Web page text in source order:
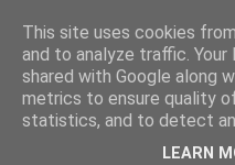
En bibelleseplan som
Bibelen på ett år!
This site uses cookies
and to analyze traffic.
shared with Google along
metrics to ensure quality
statistics, and to detect
LEARN